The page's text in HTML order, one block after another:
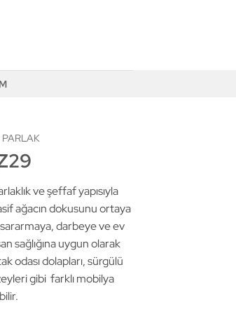
PARLAK
ve şeffaf yapısıyla
ağacın dokusunu ortaya
darbeye ve ev
sağlığına uygun olarak
odası dolapları, sürgülü
gibi farklı mobilya